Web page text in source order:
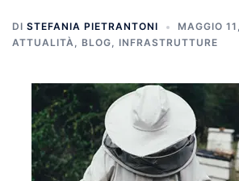
DI STEFANIA PIETRANTONI
MAGGIO
ATTUALITÀ, BLOG, INFRASTRUTTURE